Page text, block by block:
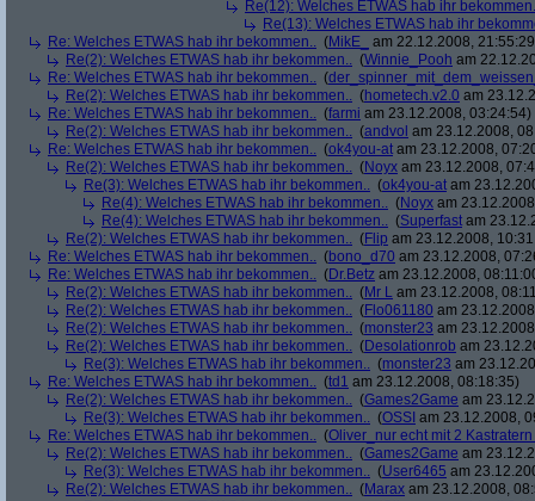
Re(12): Welches ETWAS hab ihr
Re(13): Welches ETWAS hab ihr
Re: Welches ETWAS hab ihr bekommen.. (MikE_
am 22.12.2008,
Re(2): Welches ETWAS hab ihr bekommen.. (Winnie_Pooh am
Re: Welches ETWAS hab ihr bekommen.. (
Re(2): Welches ETWAS hab ihr bekommen.. (hometech.v2.0 am
Re: Welches ETWAS hab ihr bekommen.. (farmi am 23.12.2008, 03:24:54)
Re(2): Welches ETWAS hab ihr bekommen.. (andvol am 23.12.2008,
Re: Welches ETWAS hab ihr bekommen.. (ok4you-at am 23.12.2008,
Re(2): Welches ETWAS hab ihr bekommen.. (Noyx am 23.12.2008,
Re(3): Welches ETWAS hab ihr bekommen.. (ok4you-at am
Re(4): Welches ETWAS hab ihr bekommen.. (Noyx am
Re(4): Welches ETWAS hab ihr bekommen.. (Superfast am
Re(2): Welches ETWAS hab ihr bekommen.. (Flip am 23.12.2008,
Re: Welches ETWAS hab ihr bekommen.. (bono_d70 am 23.12.2008,
Re: Welches ETWAS hab ihr bekommen.. (Dr.Betz am 23.12.2008,
Re(2): Welches ETWAS hab ihr bekommen.. (Mr L am 23.12.2008,
Re(2): Welches ETWAS hab ihr bekommen.. (Flo061180 am
Re(2): Welches ETWAS hab ihr bekommen.. (monster23 am
Re(2): Welches ETWAS hab ihr bekommen.. (Desolationrob am
Re(3): Welches ETWAS hab ihr bekommen.. (monster23 am
Re: Welches ETWAS hab ihr bekommen.. (td1 am 23.12.2008, 08:18:35)
Re(2): Welches ETWAS hab ihr bekommen.. (Games2Game am
Re(3): Welches ETWAS hab ihr bekommen.. (OSSI am 23.12.2008,
Re: Welches ETWAS hab ihr bekommen.. (Oliver_nur echt mit 2
Re(2): Welches ETWAS hab ihr bekommen.. (Games2Game am
Re(3): Welches ETWAS hab ihr bekommen.. (User6465 am
Re(2): Welches ETWAS hab ihr bekommen.. (Marax am 23.12.2008,